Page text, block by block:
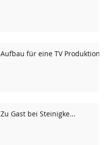
Aufbau für eine TV Produktion
Zu Gast bei Steinigke...